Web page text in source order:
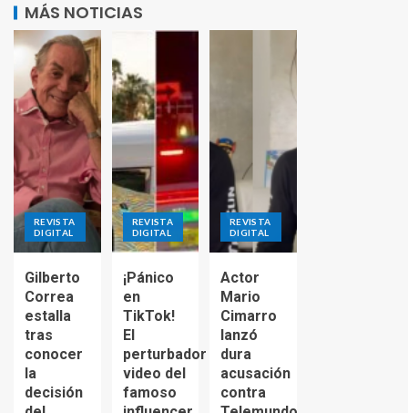
MÁS NOTICIAS
REVISTA
DIGITAL
Gilberto
Correa
estalla
tras
conocer
la
decisión
REVISTA
DIGITAL
¡Pánico
en
TikTok!
El
perturbador
video del
famoso
REVISTA
DIGITAL
Actor
Mario
Cimarro
lanzó
dura
acusación
contra